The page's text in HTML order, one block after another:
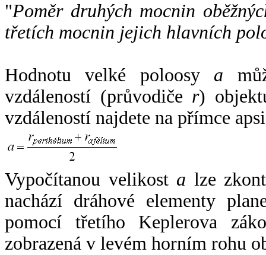
"Poměr druhých mocnin
třetích mocnin jejich hlavních
Hodnotu velké poloosy a
vzdáleností (průvodiče r)
vzdáleností najdete na přímce
Vypočítanou velikost a lze
nachází dráhové elementy
pomocí třetího Keplerova
zobrazená v levém horním rohu